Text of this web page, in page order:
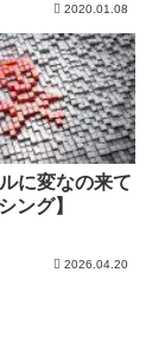
2020.01.08
に変なの来て
ング】
2026.04.20